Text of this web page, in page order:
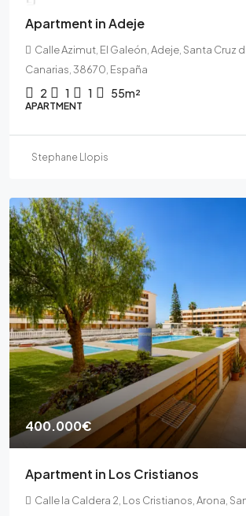
Apartment in Adeje
Calle Azimut, El Galeón, Adeje, Santa Cruz
Canarias, 38670, España
2 1 1 55m²
APARTMENT
Stephane Llopis
400.000€
Apartment in Los Cristianos
Calle la Caldera 2, Los Cristianos, Arona,